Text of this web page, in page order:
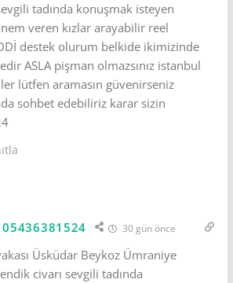
tadında konuşmak isteyen
veren kızlar arayabilir reel
destek olurum belkide ikimizinde
ASLA pişman olmazsınız istanbul
lütfen aramasın güvenirseniz
sohbet edebiliriz karar sizin
30 gün önce
Üsküdar Beykoz Ümraniye
civarı sevgili tadında